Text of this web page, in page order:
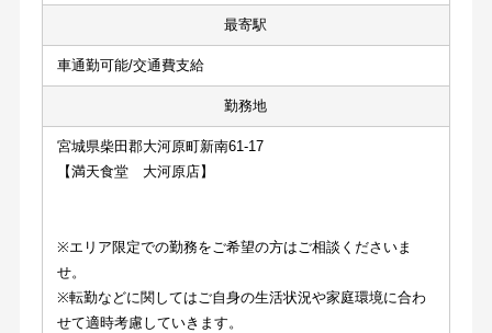
最寄駅
車通勤可能/交通費支給
勤務地
宮城県柴田郡大河原町新南61-17
【満天食堂　大河原店】
※エリア限定での勤務をご希望の方はご相談くださいま
せ。
※転勤などに関してはご自身の生活状況や家庭環境に合わ
せて適時考慮していきます。